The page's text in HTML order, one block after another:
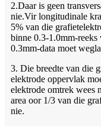
2.Daar is geen
nie.Vir longitudinale
5% van die
binne 0.3-1.0mm-
0.3mm-data moet
3. Die breedte van die
elektrode oppervlak
elektrode omtrek wees
area oor 1/3 van die
nie.